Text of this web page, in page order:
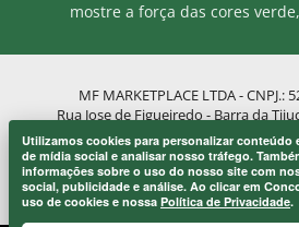
×
Onde eu sou de casa.
Laranjeiras 1902.
Utilizamos cookies para personalizar conteúdo
de mídia social e analisar nosso tráfego.
informações sobre o uso do nosso site com
social, publicidade e análise. Ao clicar em
uso de cookies e nossa Política de Privacidade.
mostre a força das cores
MF MARKETPLACE LTDA - CNPJ.:
Rua Jose de Figueiredo - Barra da
Atendimento ao Cliente:
9954
Atendimento de 8:00h as 12:00h e 14:00h
sexta.